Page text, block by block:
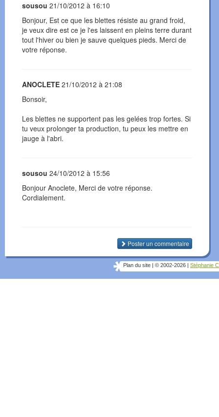
sousou 21/10/2012 à 16:10
Bonjour, Est ce que les blettes résiste au grand froid,
je veux dire est ce je l'es laissent en pleins terre durant
tout l'hiver ou bien je sauve quelques pieds. Merci de
votre réponse.
ANOCLETE 21/10/2012 à 21:08
Bonsoir,
Les blettes ne supportent pas les gelées trop fortes. Si
tu veux prolonger ta production, tu peux les mettre en
jauge à l'abri.
sousou 24/10/2012 à 15:56
Bonjour Anoclete, Merci de votre réponse.
Cordialement.
Poster un commentaire
Plan du site © 2002-2026 Stéphanie C